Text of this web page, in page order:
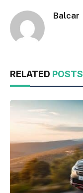
Balcar
RELATED POSTS